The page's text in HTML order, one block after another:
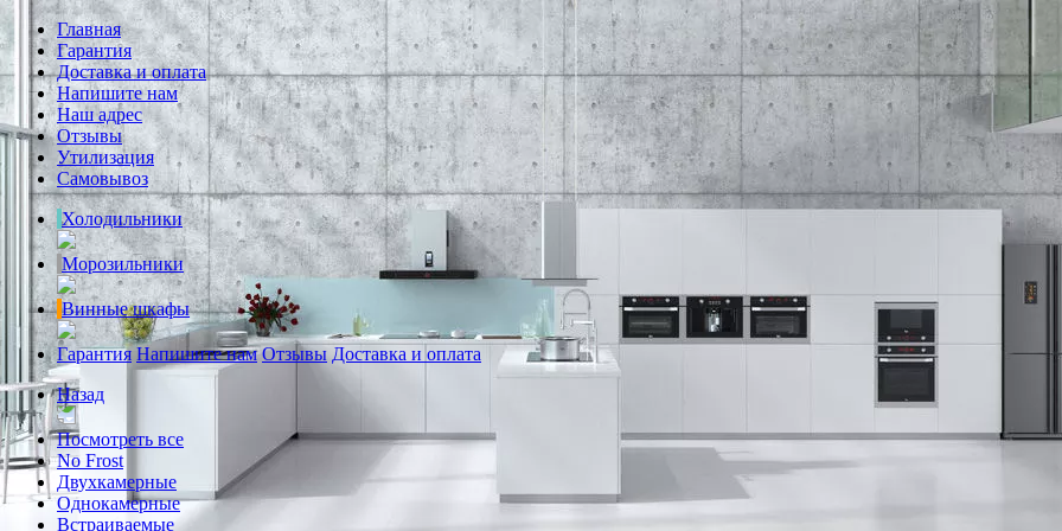
Главная
Гарантия
Доставка и оплата
Напишите нам
Наш адрес
Отзывы
Утилизация
Самовывоз
Холодильники
Морозильники
Винные шкафы
Гарантия Напишите нам Отзывы Доставка и оплата
Назад
Посмотреть все
No Frost
Двухкамерные
Однокамерные
Встраиваемые